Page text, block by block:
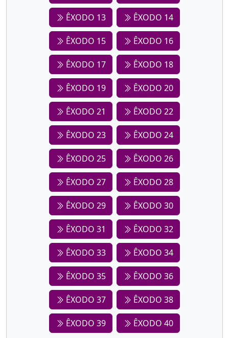
ÊXODO 13 ÊXODO 14
ÊXODO 15 ÊXODO 16
ÊXODO 17 ÊXODO 18
ÊXODO 19 ÊXODO 20
ÊXODO 21 ÊXODO 22
ÊXODO 23 ÊXODO 24
ÊXODO 25 ÊXODO 26
ÊXODO 27 ÊXODO 28
ÊXODO 29 ÊXODO 30
ÊXODO 31 ÊXODO 32
ÊXODO 33 ÊXODO 34
ÊXODO 35 ÊXODO 36
ÊXODO 37 ÊXODO 38
ÊXODO 39 ÊXODO 40